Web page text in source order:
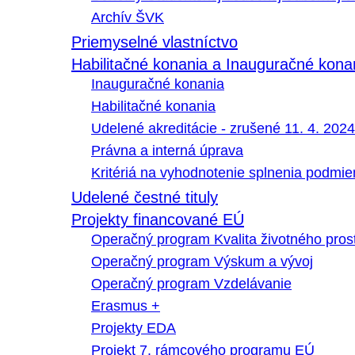
Archív ŠVK
Priemyselné vlastníctvo
Habilitačné konania a Inauguračné
Inauguračné konania
Habilitačné konania
Udelené akreditácie - zrušené 11. 4. 2024
Právna a interná úprava
Kritériá na vyhodnotenie splnenia
Udelené čestné tituly
Projekty financované EÚ
Operačný program Kvalita životného
Operačný program Výskum a vývoj
Operačný program Vzdelávanie
Erasmus +
Projekty EDA
Projekt 7. rámcového programu EÚ